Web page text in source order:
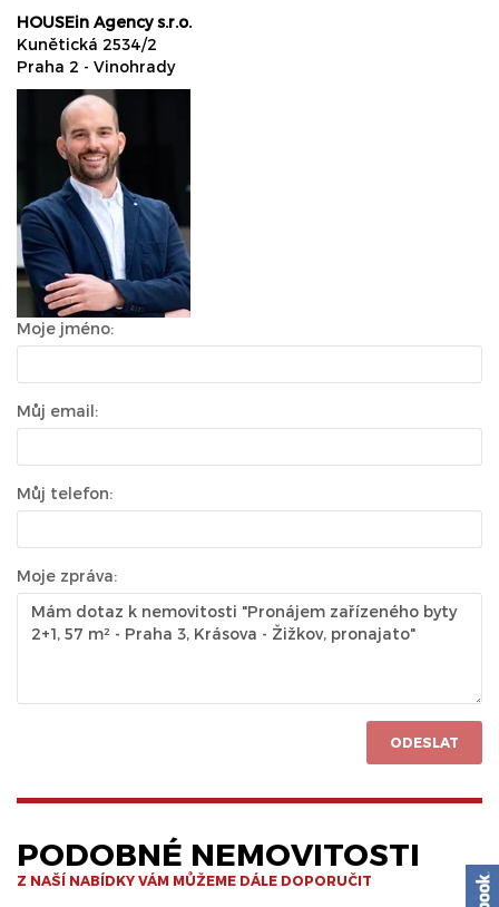
HOUSEin Agency s.r.o.
Kunětická 2534/2
Praha 2 - Vinohrady
Moje jméno:
Můj email:
Můj telefon:
Moje zpráva:
ODESLAT
PODOBNÉ NEMOVITOSTI
Z NAŠÍ NABÍDKY VÁM MŮŽEME DÁLE DOPORUČIT